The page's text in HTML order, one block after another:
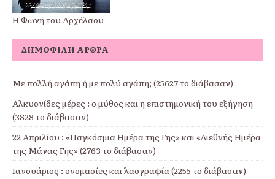
Η Φωνή του Αρχέλαου
ΔΗΜΟΦΙΛΉ ΆΡΘΡΑ
Με πολλή αγάπη ή με πολύ αγάπη; (25627 το διάβασαν)
Αλκυονίδες μέρες : ο μύθος και η επιστημονική του εξήγηση
(3828 το διάβασαν)
22 Απριλίου : «Παγκόσμια Ημέρα της Γης» και «Διεθνής Ημέρα
της Μάνας Γης» (2763 το διάβασαν)
Ιανουάριος : ονομασίες και λαογραφία (2255 το διάβασαν)